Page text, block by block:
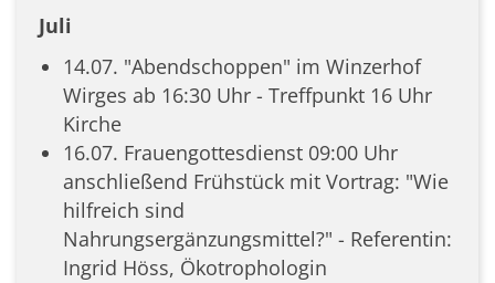
Juli
14.07. "Abendschoppen" im Winzerhof
Wirges ab 16:30 Uhr - Treffpunkt 16 Uhr
Kirche
16.07. Frauengottesdienst 09:00 Uhr
anschließend Frühstück mit Vortrag: "Wie
hilfreich sind
Nahrungsergänzungsmittel?" - Referentin:
Ingrid Höss, Ökotrophologin